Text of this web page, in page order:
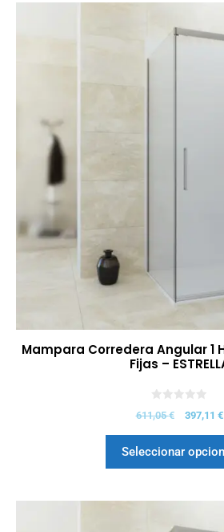
Mampara Corredera Angular 1
Fijas –
d
5
611,05€ 397,11 €
Seleccionar